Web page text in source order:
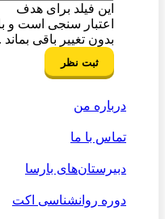
این فیلد برای هدف
اعتبار سنجی است و باید
بدون تغییر باقی بماند .
درباره من
تماس با ما
دبیرستان‌های بارسا
دوره روانشناسی اکت